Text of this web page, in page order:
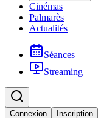
Cinémas
Palmarès
Actualités
Séances
Streaming
Connexion Inscription